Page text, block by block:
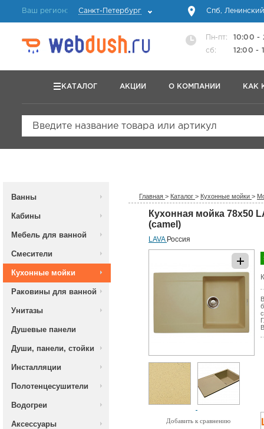
Ваш регион: Санкт-Петербург Спб,
Пн-пт:
10:00 -
сб:
12:00 -
КАТАЛОГ АКЦИИ О КОМПАНИИ КАК
Введите название товара или артикул
Ванны
Кабины
Мебель для ванной
Смесители
Кухонные мойки
Раковины для ванной
Унитазы
Душевые панели
Души, панели, стойки
Инсталляции
Полотенцесушители
Водогреи
Аксессуары
Главная > Каталог > Кухонные мойки >
Кухонная мойка 78x50
(camel)
LAVA Россия
Добавить к сравнению